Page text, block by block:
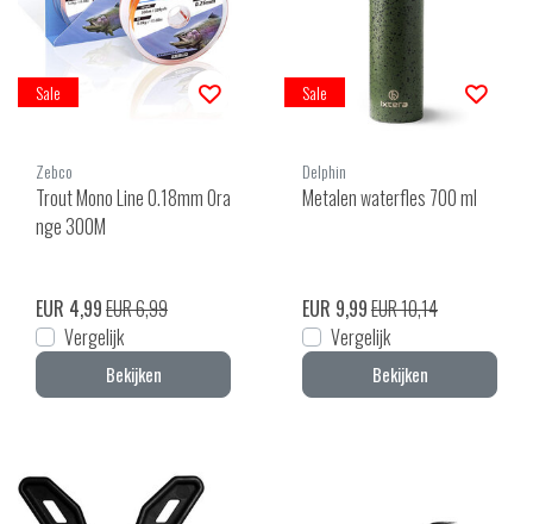
Sale
Zebco
Trout Mono Line 0.18mm Ora
nge 300M
EUR 4,99EUR 6,99
Vergelijk
Bekijken
Sale
Delphin
Metalen waterfles 700 ml
EUR 9,99EUR 10,14
Vergelijk
Bekijken